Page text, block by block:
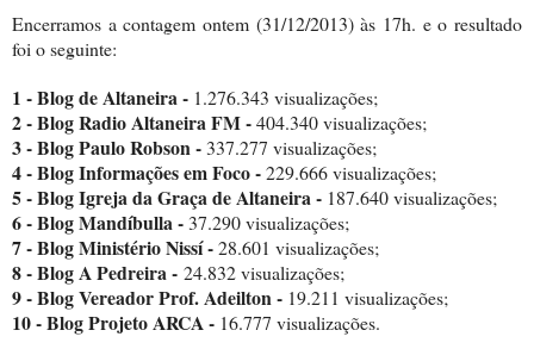
Encerramos a contagem ontem (31/12/2013) às 17h. e o resultado
foi o seguinte:
1 -Blog de Altaneira - 1.276.343 visualizações;
2 - Blog Radio Altaneira FM -404.340 visualizações;
3 -BlogPaulo Robson -337.277 visualizações;
4 -BlogInformações em Foco-229.666 visualizações;
5 - Blog Igreja da Graça de Altaneira - 187.640 visualizações;
6 - Blog Mandíbulla -37.290 visualizações;
7-Blog Ministério Nissí-28.601 visualizações;
8 - Blog A Pedreira - 24.832 visualizações;
9 -Blog Vereador Prof. Adeilton - 19.211 visualizações;
10 - Blog Projeto ARCA - 16.777 visualizações.